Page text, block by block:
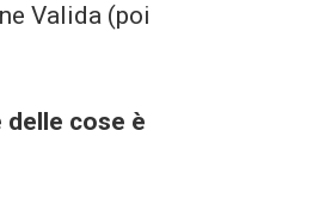
Valida (poi
delle cose è